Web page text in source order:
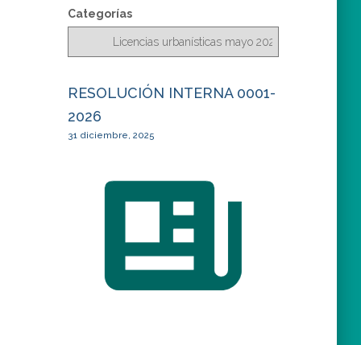
c
a
Categorías
RESOLUCIÓN INTERNA 0001-
2026
31 diciembre, 2025